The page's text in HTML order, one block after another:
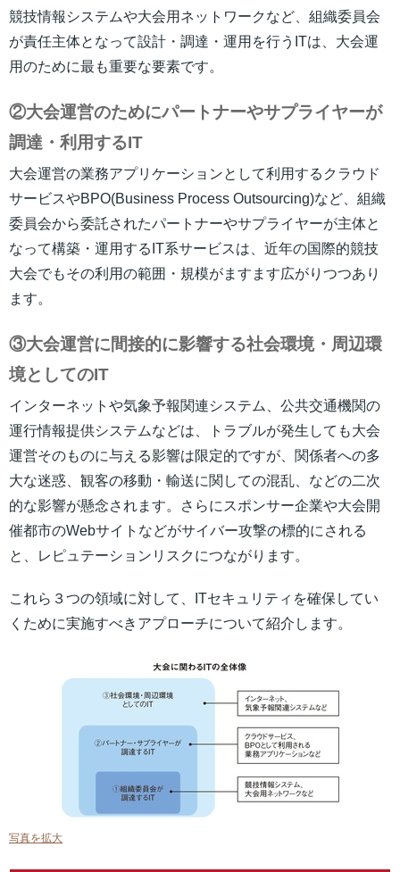
競技情報システムや大会用ネットワークなど、組織委員会
が責任主体となって設計・調達・運用を行うITは、大会運
用のために最も重要な要素です。
②大会運営のためにパートナーやサプライヤーが
調達・利用するIT
大会運営の業務アプリケーションとして利用するクラウド
サービスやBPO(Business Process Outsourcing)など、組織
委員会から委託されたパートナーやサプライヤーが主体と
なって構築・運用するIT系サービスは、近年の国際的競技
大会でもその利用の範囲・規模がますます広がりつつあり
ます。
③大会運営に間接的に影響する社会環境・周辺環
境としてのIT
インターネットや気象予報関連システム、公共交通機関の
運行情報提供システムなどは、トラブルが発生しても大会
運営そのものに与える影響は限定的ですが、関係者への多
大な迷惑、観客の移動・輸送に関しての混乱、などの二次
的な影響が懸念されます。さらにスポンサー企業や大会開
催都市のWebサイトなどがサイバー攻撃の標的にされる
と、レピュテーションリスクにつながります。
これら３つの領域に対して、ITセキュリティを確保してい
くために実施すべきアプローチについて紹介します。
写真を拡大